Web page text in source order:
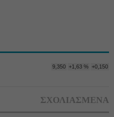
9,350 +1,63 % +0,150
ΣΧΟΛΙΑΣΜΕΝΑ